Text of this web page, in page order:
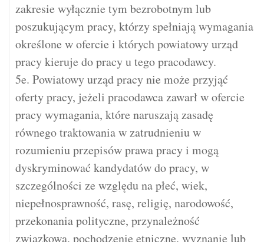
zakresie wyłącznie tym bezrobotnym lub
poszukującym pracy, którzy spełniają wymagania
określone w ofercie i których powiatowy urząd
pracy kieruje do pracy u tego pracodawcy.
5e. Powiatowy urząd pracy nie może przyjąć
oferty pracy, jeżeli pracodawca zawarł w ofercie
pracy wymagania, które naruszają zasadę
równego traktowania w zatrudnieniu w
rozumieniu przepisów prawa pracy i mogą
dyskryminować kandydatów do pracy, w
szczególności ze względu na płeć, wiek,
niepełnosprawność, rasę, religię, narodowość,
przekonania polityczne, przynależność
związkową, pochodzenie etniczne, wyznanie lub